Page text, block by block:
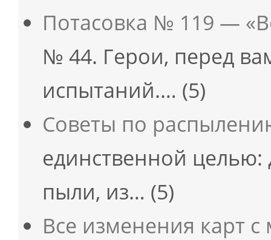
Потасовка № 119 —
№ 44. Герои, перед
испытаний.… (5)
Советы по
единственной целью:
пыли, из… (5)
Все изменения карт